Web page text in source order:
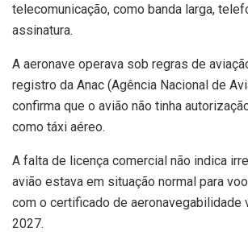
telecomunicação, como banda larga,
assinatura.
A aeronave operava sob regras de
registro da Anac (Agência Nacional de
confirma que o avião não tinha
como táxi aéreo.
A falta de licença comercial não indica
avião estava em situação normal para
com o certificado de aeronavegabilidade
2027.